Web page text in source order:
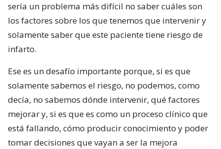
sería un problema más difícil no saber cuáles son
los factores sobre los que tenemos que intervenir y
solamente saber que este paciente tiene riesgo de
infarto.
Ese es un desafío importante porque, si es que
solamente sabemos el riesgo, no podemos, como
decía, no sabemos dónde intervenir, qué factores
mejorar y, si es que es como un proceso clínico que
está fallando, cómo producir conocimiento y poder
tomar decisiones que vayan a ser la mejora